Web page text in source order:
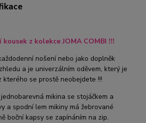
z kolekce JOMA COMBI !!!
nošení nebo jako doplněk
a je univerzálním oděvem, který je
kterého se prostě neobejdete !!!
mikina se stojáčkem a
a spodní lem mikiny má žebrované
boční kapsy se zapínáním na zip.